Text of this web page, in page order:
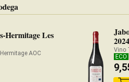
Hermitage Les
AOC
Vino
ECO